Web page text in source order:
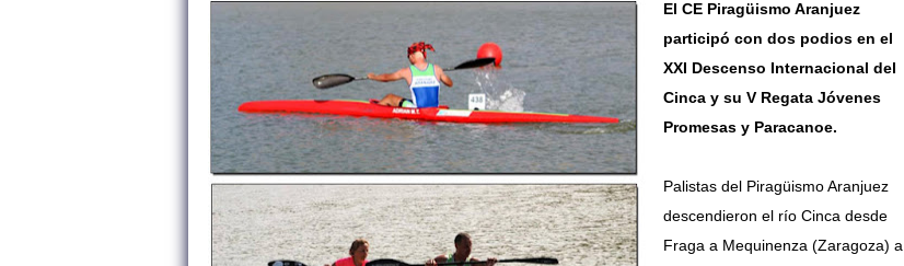
El CE Piragüismo Aranjuez
participó con dos podios en el
XXI Descenso Internacional del
Cinca y su V Regata Jóvenes
Promesas y Paracanoe.
Palistas del Piragüismo Aranjuez
descendieron el río Cinca desde
Fraga a Mequinenza (Zaragoza) a